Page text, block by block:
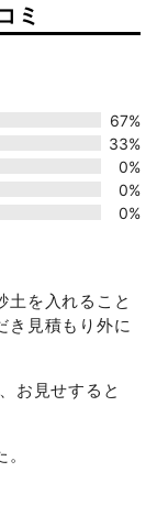
ミ
67%
33%
0%
0%
0%
土を入れること
き見積もり外に
お見せすると